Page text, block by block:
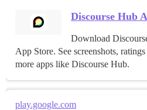
Discourse Hub
Download
App Store. See screenshots,
more apps like Discourse Hub.
play.google.com